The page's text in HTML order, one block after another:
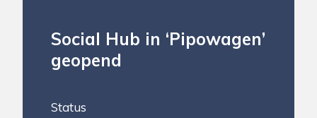
Social Hub in ‘Pipowagen’
geopend
Status